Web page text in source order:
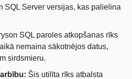
SQL Server versijas, kas palielina
SQL paroles atkopšanas rīks
nemaina sākotnējos datus,
sirdsmieru.
Šis utilīta rīks atbalsta